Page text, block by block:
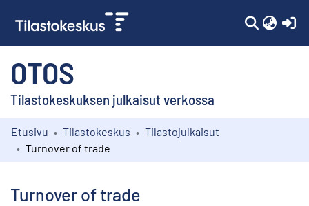
OTOS
Tilastokeskuksen julkaisut verkossa
Kokoelmat
Etusivu Tilastokeskus
Tilastojulkaisut
Turnover of trade
Turnover of trade